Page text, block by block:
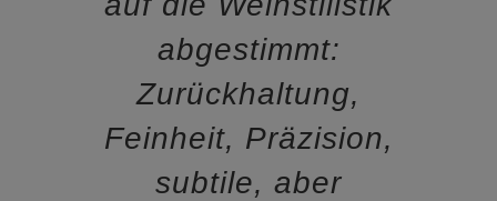
abgestimmt:
Zurückhaltung,
Feinheit, Präzision,
subtile, aber